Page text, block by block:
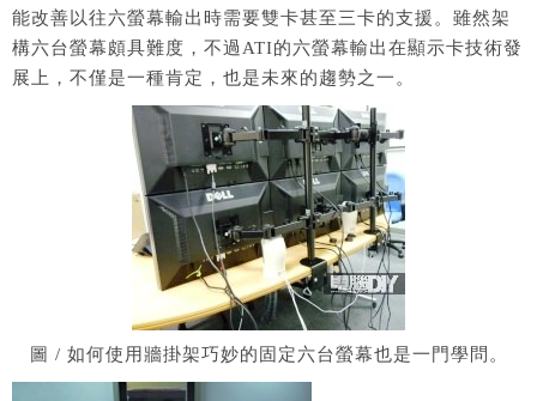
能改善以往六螢幕輸出時需要雙卡甚至三卡的支援。雖然架
構六台螢幕頗具難度，不過ATI的六螢幕輸出在顯示卡技術發
展上，不僅是一種肯定，也是未來的趨勢之一。
圖 / 如何使用牆掛架巧妙的固定六台螢幕也是一門學問。